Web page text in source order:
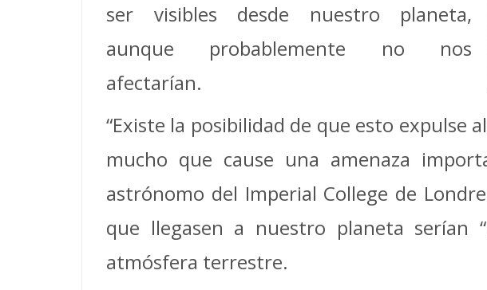
ser visibles desde nuestro planeta,
aunque probablemente no nos
afectarían.
“Existe la posibilidad de que esto
mucho que cause una amenaza
astrónomo del Imperial College de
que llegasen a nuestro planeta serían
atmósfera terrestre.